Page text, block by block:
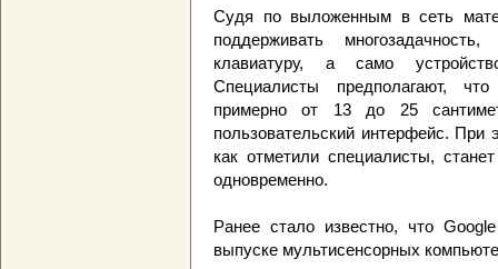
Судя по выложенным в сеть
поддерживать
клавиатуру, а само
Специалисты предполагают,
примерно от 13 до 25
пользовательский интерфейс. При
как отметили специалисты,
одновременно.
Ранее стало известно, что
выпуске мультисенсорных